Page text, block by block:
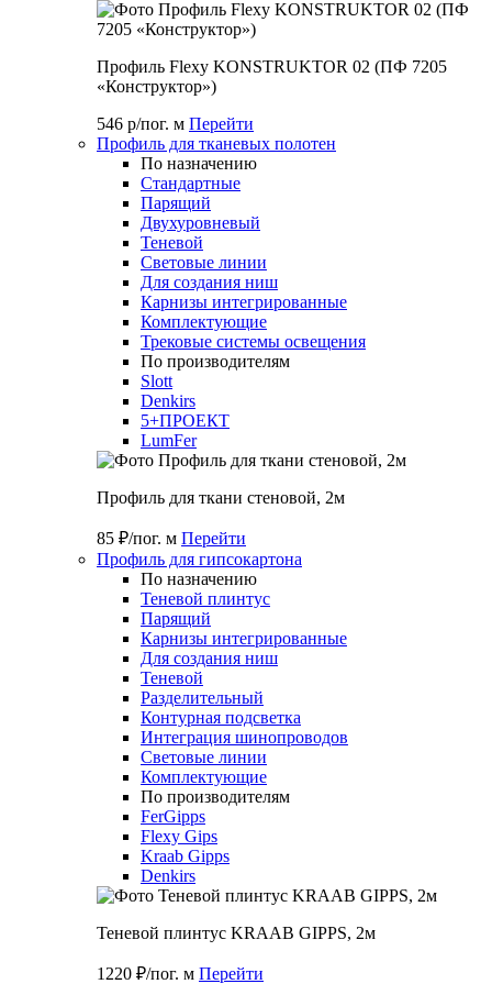
Профиль Flexy KONSTRUKTOR 02 (ПФ 7205
«Конструктор»)
546 р/пог. м Перейти
Профиль для тканевых полотен
По назначению
Стандартные
Парящий
Двухуровневый
Теневой
Световые линии
Для создания ниш
Карнизы интегрированные
Комплектующие
Трековые системы освещения
По производителям
Slott
Denkirs
5+ПРОЕКТ
LumFer
Профиль для ткани стеновой, 2м
85 ₽/пог. м Перейти
Профиль для гипсокартона
По назначению
Теневой плинтус
Парящий
Карнизы интегрированные
Для создания ниш
Теневой
Разделительный
Контурная подсветка
Интеграция шинопроводов
Световые линии
Комплектующие
По производителям
FerGipps
Flexy Gips
Kraab Gipps
Denkirs
Теневой плинтус KRAAB GIPPS, 2м
1220 ₽/пог. м Перейти